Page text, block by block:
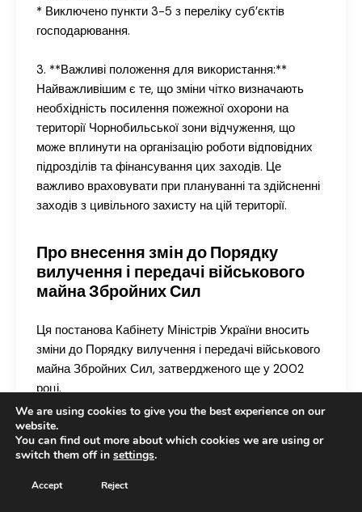
* Виключено пункти 3-5 з переліку суб’єктів
господарювання.
3. **Важливі положення для використання:**
Найважливішим є те, що зміни чітко визначають
необхідність посилення пожежної охорони на
території Чорнобильської зони відчуження, що
може вплинути на організацію роботи відповідних
підрозділів та фінансування цих заходів. Це
важливо враховувати при плануванні та здійсненні
заходів з цивільного захисту на цій території.
Про внесення змін до Порядку
вилучення і передачі військового
майна Збройних Сил
Ця постанова Кабінету Міністрів України вносить
зміни до Порядку вилучення і передачі військового
майна Збройних Сил, затвердженого ще у 2002
році.
**Структура та основні положення:**
Постанова вносить точкові зміни до Порядку,
виключаючи з нього згадки про Держкомстат
(Державний комітет статистики). Ці зміни
We are using cookies to give you the best experience on our
website.
You can find out more about which cookies we are using or
switch them off in settings.
Accept Reject